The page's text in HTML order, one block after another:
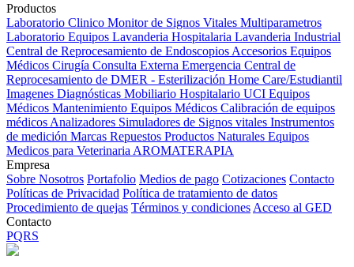
Productos
Laboratorio Clinico Monitor de Signos Vitales Multiparametros
Laboratorio Equipos Lavanderia Hospitalaria Lavanderia Industrial
Central de Reprocesamiento de Endoscopios Accesorios Equipos
Médicos Cirugía Consulta Externa Emergencia Central de
Reprocesamiento de DMER - Esterilización Home Care/Estudiantil
Imagenes Diagnósticas Mobiliario Hospitalario UCI Equipos
Médicos Mantenimiento Equipos Médicos Calibración de equipos
médicos Analizadores Simuladores de Signos vitales Instrumentos
de medición Marcas Repuestos Productos Naturales Equipos
Medicos para Veterinaria AROMATERAPIA
Empresa
Sobre Nosotros Portafolio Medios de pago Cotizaciones Contacto
Políticas de Privacidad Política de tratamiento de datos
Procedimiento de quejas Términos y condiciones Acceso al GED
Contacto
PQRS